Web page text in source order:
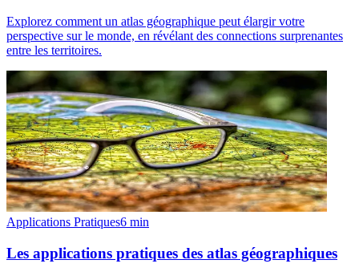
Explorez comment un atlas géographique peut élargir votre
perspective sur le monde, en révélant des connections surprenantes
entre les territoires.
Applications Pratiques6 min
Les applications pratiques des atlas géographiques